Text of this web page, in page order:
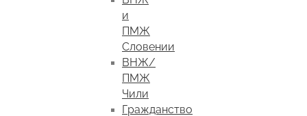
и
ПМЖ
Словении
ВНЖ/
ПМЖ
Чили
Гражданство